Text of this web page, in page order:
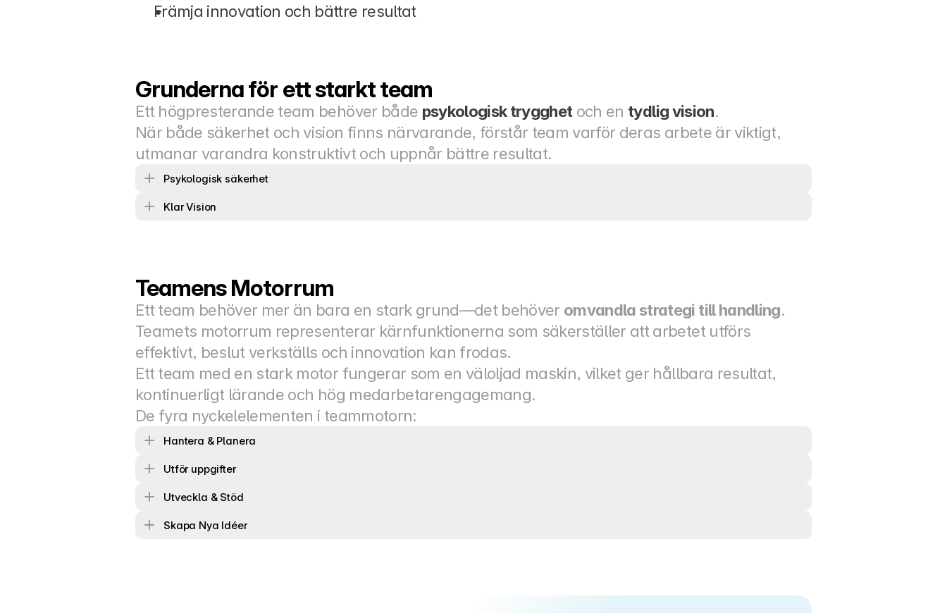
Främja innovation och bättre resultat
Grunderna för ett starkt team
Ett högpresterande team behöver både psykologisk trygghet och en tydlig vision.
När både säkerhet och vision finns närvarande, förstår team varför deras arbete är viktigt,
utmanar varandra konstruktivt och uppnår bättre resultat.
Psykologisk säkerhet
Klar Vision
Teamens Motorrum
Ett team behöver mer än bara en stark grund—det behöver omvandla strategi till handling.
Teamets motorrum representerar kärnfunktionerna som säkerställer att arbetet utförs
effektivt, beslut verkställs och innovation kan frodas.
Ett team med en stark motor fungerar som en väloljad maskin, vilket ger hållbara resultat,
kontinuerligt lärande och hög medarbetarengagemang.
De fyra nyckelelementen i teammotorn:
Hantera & Planera
Utför uppgifter
Utveckla & Stöd
Skapa Nya Idéer